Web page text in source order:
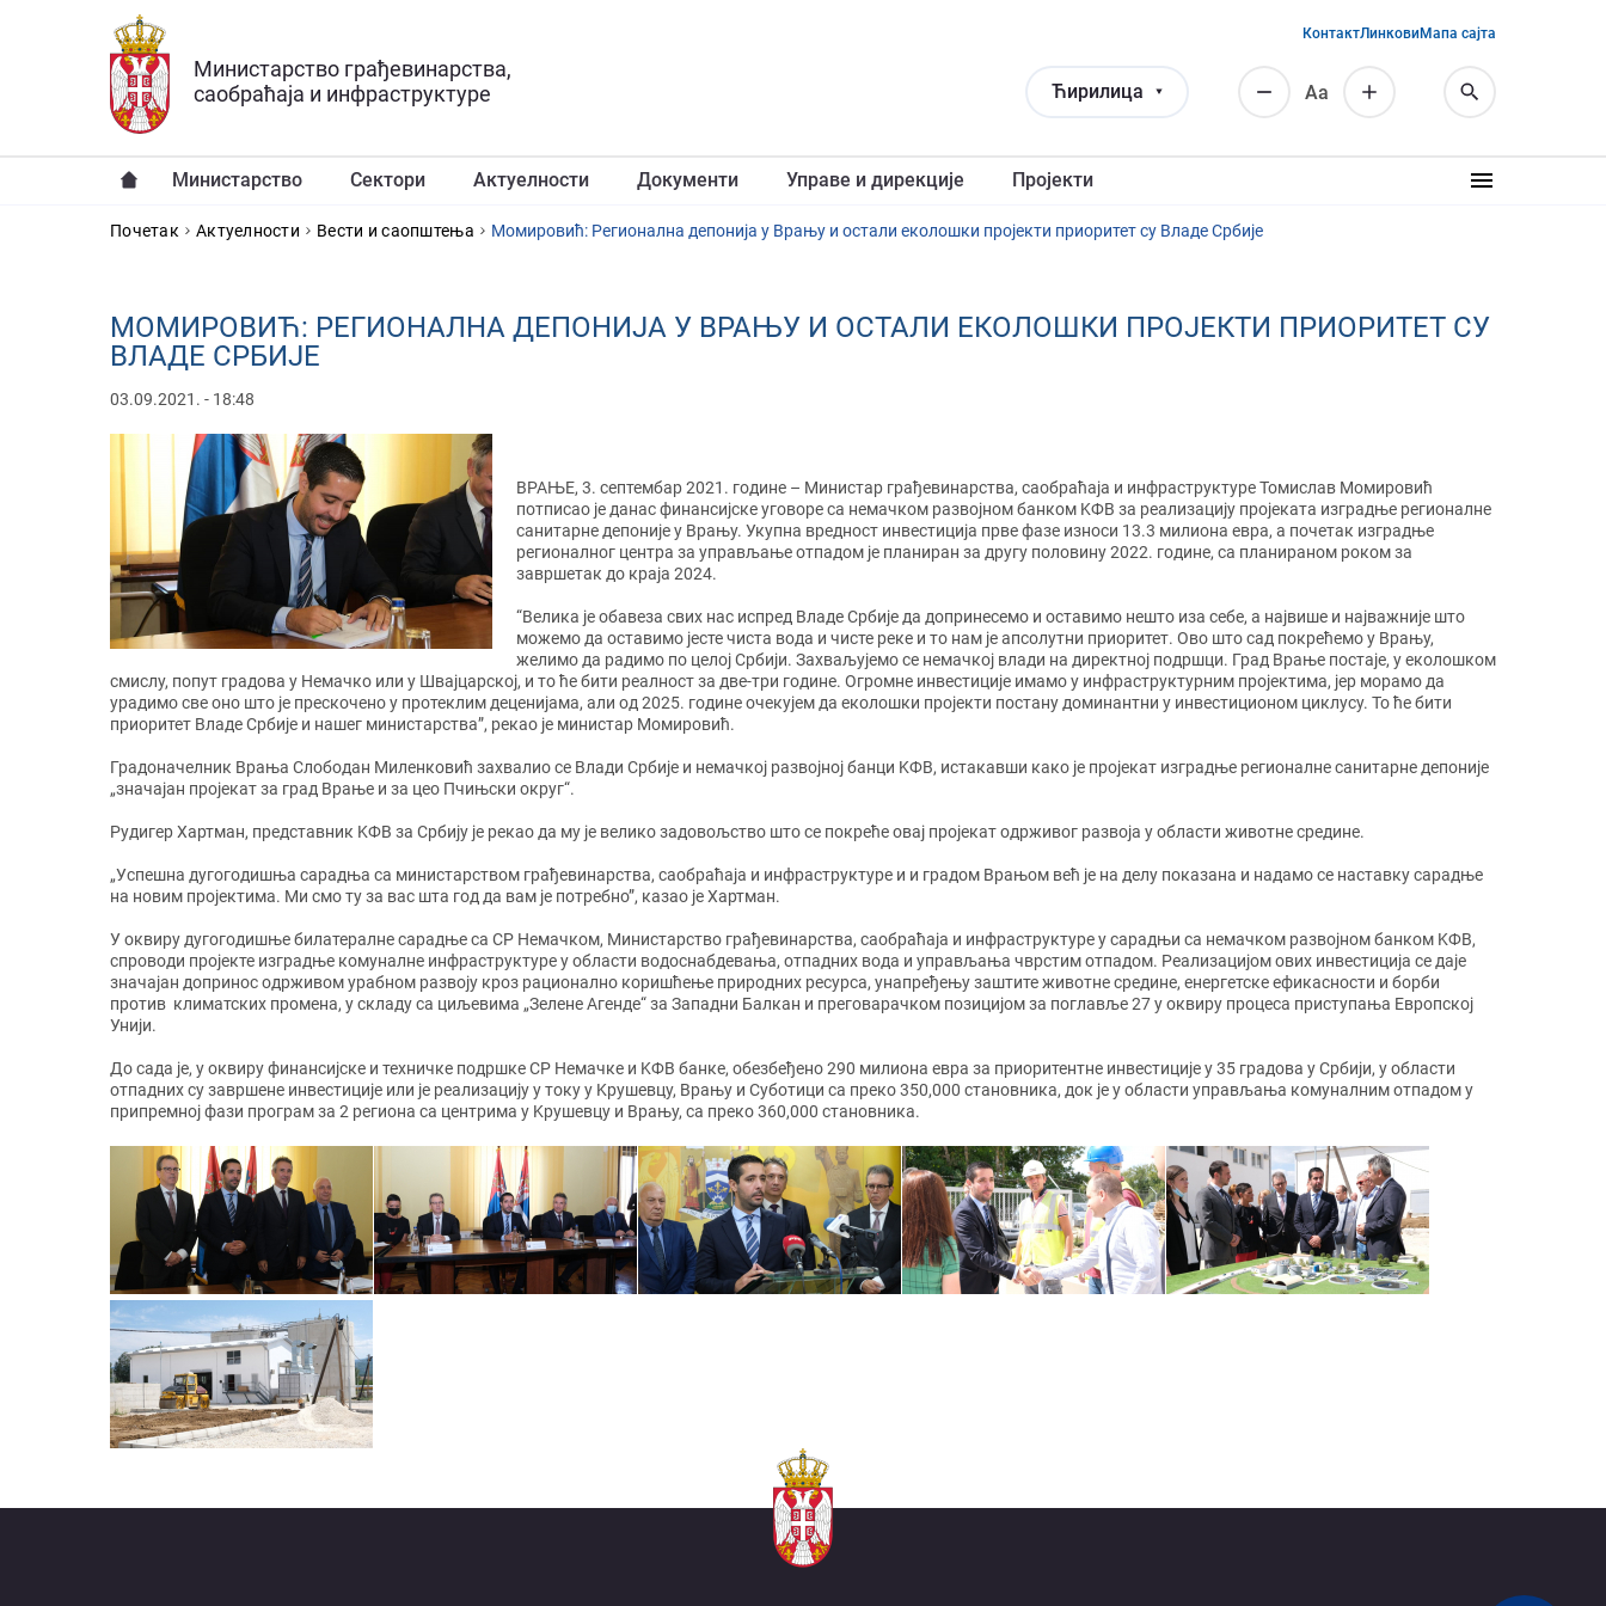
Прескочи на главни део садржаја
Министарство грађевинарства,
саобраћаја и инфраструктуре
Ћирилица Аа
КонтактЛинковиМапа сајта
Министарство Сектори Актуелности Документи Управе и дирекције Пројекти
YOU ARE HERE
Почетак Актуелности Вести и саопштења Момировић: Регионална депонија у Врању и остали еколошки пројекти приоритет су Владе Србије
МОМИРОВИЋ: РЕГИОНАЛНА ДЕПОНИЈА У ВРАЊУ И ОСТАЛИ ЕКОЛОШКИ ПРОЈЕКТИ ПРИОРИТЕТ СУ
ВЛАДЕ СРБИЈЕ
03.09.2021. - 18:48
ВРАЊЕ, 3. септембар 2021. године – Министар грађевинарства, саобраћаја и инфраструктуре Томислав Момировић
потписао је данас финансијске уговоре са немачком развојном банком KФВ за реализацију пројеката изградње регионалне
санитарне депоније у Врању. Укупна вредност инвестиција прве фазе износи 13.3 милиона евра, а почетак изградње
регионалног центра за управљање отпадом је планиран за другу половину 2022. године, са планираном роком за
завршетак до краја 2024.
“Велика је обавеза свих нас испред Владе Србије да допринесемо и оставимо нешто иза себе, а највише и најважније што
можемо да оставимо јесте чиста вода и чисте реке и то нам је апсолутни приоритет. Ово што сад покрећемо у Врању,
желимо да радимо по целој Србији. Захваљујемо се немачкој влади на директној подршци. Град Врање постаје, у еколошком
смислу, попут градова у Немачко или у Швајцарској, и то ће бити реалност за две-три године. Огромне инвестиције имамо у инфраструктурним пројектима, јер морамо да
урадимо све оно што је прескочено у протеклим деценијама, али од 2025. године очекујем да еколошки пројекти постану доминантни у инвестиционом циклусу. То ће бити
приоритет Владе Србије и нашег министарства”, рекао је министар Момировић.
Градоначелник Врања Слободан Миленковић захвалио се Влади Србије и немачкој развојној банци KФВ, истакавши како је пројекат изградње регионалне санитарне депоније
„значајан пројекат за град Врање и за цео Пчињски округ“.
Рудигер Хартман, представник KФВ за Србију је рекао да му је велико задовољство што се покреће овај пројекат одрживог развоја у области животне средине.
„Успешна дугогодишња сарадња са министарством грађевинарства, саобраћаја и инфраструктуре и и градом Врањом већ је на делу показана и надамо се наставку сарадње
на новим пројектима. Ми смо ту за вас шта год да вам је потребно”, казао је Хартман.
У оквиру дугогодишње билатералне сарадње са СР Немачком, Министарство грађевинарства, саобраћаја и инфраструктуре у сарадњи са немачком развојном банком KФВ,
спроводи пројекте изградње комуналне инфраструктуре у области водоснабдевања, отпадних вода и управљања чврстим отпадом. Реализацијом ових инвестиција се даје
значајан допринос одрживом урабном развоју кроз рационално коришћење природних ресурса, унапређењу заштите животне средине, енергетске ефикасности и борби
против климатских промена, у складу са циљевима „Зелене Агенде“ за Западни Балкан и преговарачком позицијом за поглавље 27 у оквиру процеса приступања Европској
Унији.
До сада је, у оквиру финансијске и техничке подршке СР Немачке и KФВ банке, обезбеђено 290 милиона евра за приоритентне инвестиције у 35 градова у Србији, у области
отпадних су завршене инвестиције или је реализацију у току у Kрушевцу, Врању и Суботици са преко 350,000 становника, док је у области управљања комуналним отпадом у
припремној фази програм за 2 региона са центрима у Kрушевцу и Врању, са преко 360,000 становника.